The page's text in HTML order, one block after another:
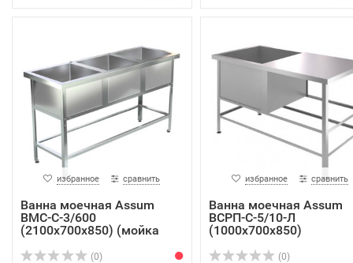
избранное сравнить
Ванна моечная Assum
ВМС-С-3/600
(2100х700х850) (мойка
AIS...
(0)
избранное сравнить
Ванна моечная Assum
ВСРП-С-5/10-Л
(1000х700х850)
(0)